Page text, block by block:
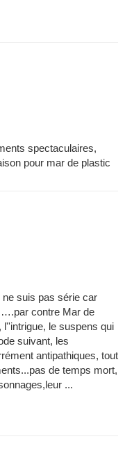
spectaculaires,
pour mar de plastic
suis pas série car
contre Mar de
le suspens qui
suivant, les
antipathiques, tout
de temps mort,
...